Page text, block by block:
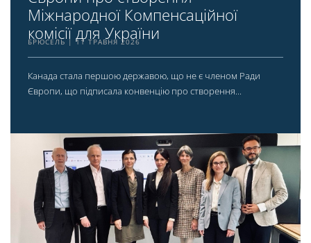
Міжнародної Компенсаційної
комісії для України
БРЮСЕЛЬ 11 ТРАВНЯ 2026
Канада стала першою державою, що не є членом Ради
Європи, що підписала конвенцію про створення...